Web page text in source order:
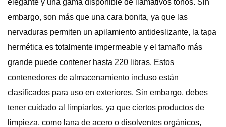
elegante y una gama disponible de llamativos tonos. Sin
embargo, son más que una cara bonita, ya que las
nervaduras permiten un apilamiento antideslizante, la tapa
hermética es totalmente impermeable y el tamaño más
grande puede contener hasta 220 libras. Estos
contenedores de almacenamiento incluso están
clasificados para uso en exteriores. Sin embargo, debes
tener cuidado al limpiarlos, ya que ciertos productos de
limpieza, como lana de acero o disolventes orgánicos,